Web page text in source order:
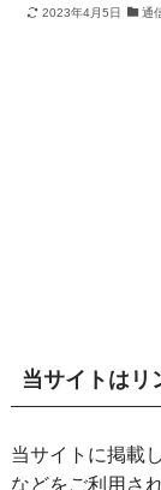
2023年4月5日 通
当サイトはリ
当サイトに掲載
などをご利用さ